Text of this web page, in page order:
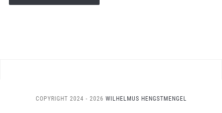
COPYRIGHT 2024 - 2026 WILHELMUS HENGSTMENGEL